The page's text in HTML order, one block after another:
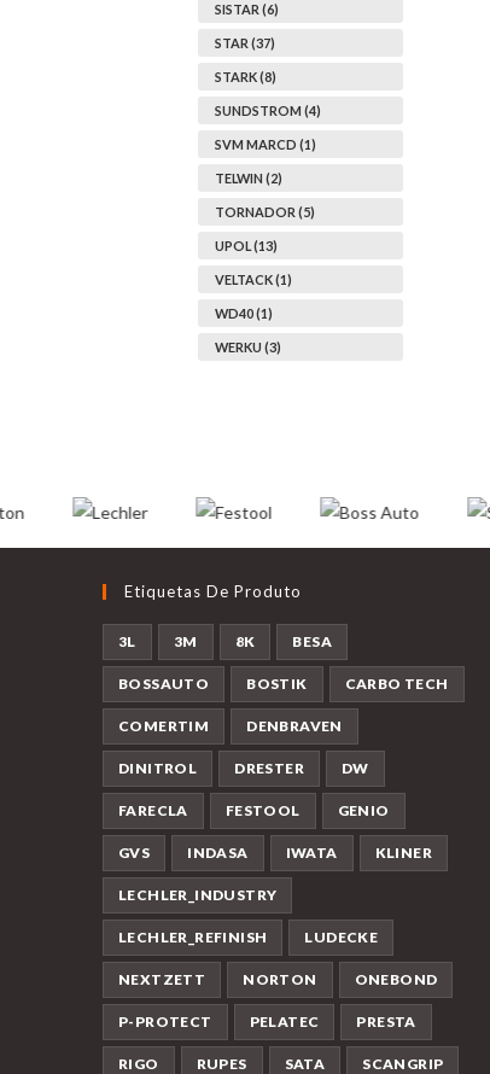
SISTAR (6)
STAR (37)
STARK (8)
SUNDSTROM (4)
SVM MARCD (1)
TELWIN (2)
TORNADOR (5)
UPOL (13)
VELTACK (1)
WD40 (1)
WERKU (3)
Etiquetas De Produto
3L 3M 8K BESA
BOSSAUTO BOSTIK CARBO TECH
COMERTIM DENBRAVEN
DINITROL DRESTER DW
FARECLA FESTOOL GENIO
GVS INDASA IWATA KLINER
LECHLER_INDUSTRY
LECHLER_REFINISH LUDECKE
NEXTZETT NORTON ONEBOND
P-PROTECT PELATEC PRESTA
RIGO RUPES SATA SCANGRIP